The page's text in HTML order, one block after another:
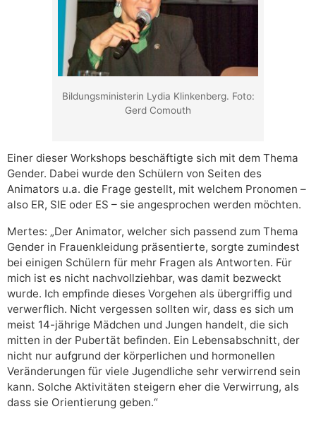
Bildungsministerin Lydia Klinkenberg. Foto:
Gerd Comouth
Einer dieser Workshops beschäftigte sich mit dem Thema
Gender. Dabei wurde den Schülern von Seiten des
Animators u.a. die Frage gestellt, mit welchem Pronomen –
also ER, SIE oder ES – sie angesprochen werden möchten.
Mertes: „Der Animator, welcher sich passend zum Thema
Gender in Frauenkleidung präsentierte, sorgte zumindest
bei einigen Schülern für mehr Fragen als Antworten. Für
mich ist es nicht nachvollziehbar, was damit bezweckt
wurde. Ich empfinde dieses Vorgehen als übergriffig und
verwerflich. Nicht vergessen sollten wir, dass es sich um
meist 14-jährige Mädchen und Jungen handelt, die sich
mitten in der Pubertät befinden. Ein Lebensabschnitt, der
nicht nur aufgrund der körperlichen und hormonellen
Veränderungen für viele Jugendliche sehr verwirrend sein
kann. Solche Aktivitäten steigern eher die Verwirrung, als
dass sie Orientierung geben.“